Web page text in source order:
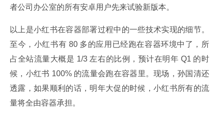
者公司办公室的所有安卓用户先来试验新版本。
以上是小红书在容器部署过程中的一些技术实现的细节。
至今，小红书有 80 多的应用已经跑在容器环境中了，所
占全站流量大概是 1/3 左右的比例，预计在明年 Q1 的时
候，小红书 100% 的流量会跑在容器里。现场，孙国清还
透露，如果顺利的话，明年大促的时候，小红书所有的流
量将全由容器承担。